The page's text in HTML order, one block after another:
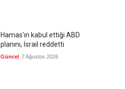
Hamas'ın kabul ettiği ABD
planını, İsrail reddetti
Güncel 7 Ağustos 2026